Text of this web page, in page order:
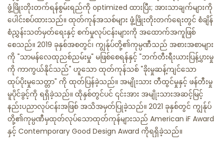
ဖွံ့ဖြိုးတိုးတက်ရန်စွမ်းရည်ကို optimized ထားပြီး; အားသာချက်များကို
ပေါင်းစပ်ထားသည်။ ထုတ်ကုန်အသစ်များ ဖွံ့ဖြိုးတိုးတက်ရေးတွင် စံချိန်
စံညွှန်းသတ်မှတ်ရေးနှင့် စက်မှုလုပ်ငန်းများကို အထောက်အကူဖြစ်
စေသည်။ 2019 ခုနှစ်အစတွင်၊ ကျွန်ုပ်တို့၏ကုမ္ပဏီသည် အစားအစာများ
ကို "သာမန်လေထုညစ်ညမ်းမှု" မဖြစ်စေရန်နှင့် "ဘက်တီးရီးယားပြန့်ပွားမှု
ကို ကာကွယ်နိုင်သည်" ဟူသော ထုတ်ကုန်သစ် "ခိုးမှုဆန့်ကျင်သော
ထုပ်ပိုးမှုသေတ္တာ" ကို ထုတ်ပြန်ခဲ့သည်။ အမျိုးသား တီထွင်မှုနှင့် ဖန်တီးမှု
မူပိုင်ခွင့်ကို ရရှိခဲ့သည်။ ထိုနှစ်တွင်ပင် ၎င်းအား အမျိုးသားအဆင့်မြင့်
နည်းပညာလုပ်ငန်းအဖြစ် အသိအမှတ်ပြုခဲ့သည်။ 2021 ခုနှစ်တွင် ကျွန်ုပ်
တို့၏ကုမ္ပဏီမှထုတ်လုပ်သောထုတ်ကုန်များသည် American iF Award
နှင့် Contemporary Good Design Award ကိုရရှိခဲ့သည်။